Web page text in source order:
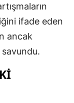
ifade eden
ancak